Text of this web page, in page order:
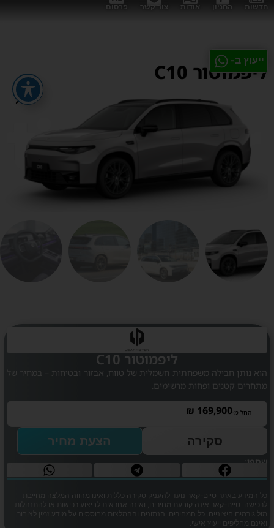
חדשות החניון אודות צור קשר פרסום
ייעוץ ב-
ליפמוטור C10
ליפמוטור C10
הוא נותן חבילה משפחתית חשמלית של טווח, אבזור ובטיחות – במחיר של
מתחרים קטנים ופחות מרשימים.
החל מ- ₪ 169,900
סקירה הצעת מחיר
שתפו:
כל המידע באתר טיים-קאר נועד להעניק סקירה כללית ואינו מהווה המלצה מחייבת
לרכישה. טיים-קאר אינה קובעת מחירים, ואינה אחראית לביצוע רכישות או להתנהלות
מול גורמים חיצוניים. כל המחירים, הנתונים וההמלצות מבוססים על מידע זמין לציבור
ואינם מחליפים ייעוץ אישי.